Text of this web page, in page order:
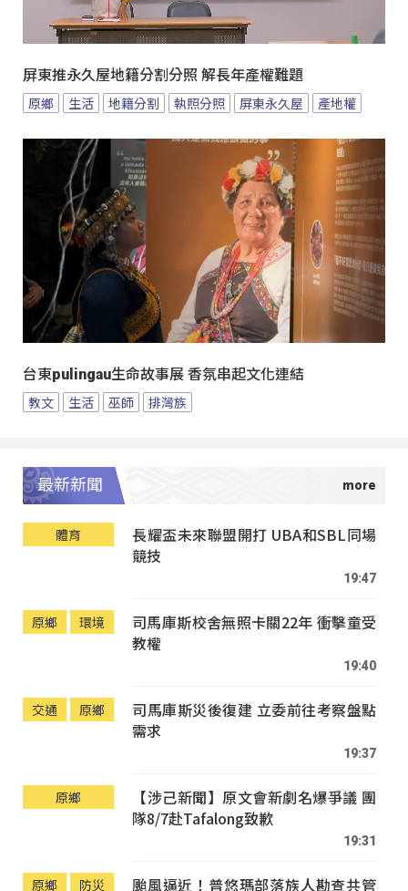
屏東推永久屋地籍分割分照 解長年產權難題
原鄉 生活 地籍分割 執照分照 屏東永久屋 產地權
台東pulingau生命故事展 香氛串起文化連結
教文 生活 巫師 排灣族
最新新聞
體育
長耀盃未來聯盟開打 UBA和SBL同場
競技
19:47
原鄉 環境
司馬庫斯校舍無照卡關22年 衝擊童受
教權
19:40
交通 原鄉
司馬庫斯災後復建 立委前往考察盤點
需求
19:37
原鄉
【涉己新聞】原文會新劇名爆爭議 團
隊8/7赴Tafalong致歉
19:31
原鄉 防災 颱風逼近！普悠瑪部落族人勘查共管